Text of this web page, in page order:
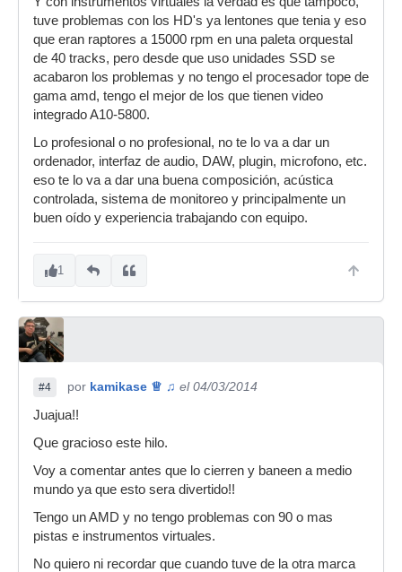
tuve problemas con los HD's ya lentones que tenia y eso
que eran raptores a 15000 rpm en una paleta orquestal
de 40 tracks, pero desde que uso unidades SSD se
acabaron los problemas y no tengo el procesador tope de
gama amd, tengo el mejor de los que tienen video
integrado A10-5800.
Lo profesional o no profesional, no te lo va a dar un
ordenador, interfaz de audio, DAW, plugin, microfono, etc.
eso te lo va a dar una buena composición, acústica
controlada, sistema de monitoreo y principalmente un
buen oído y experiencia trabajando con equipo.
1
#4 por kamikase ♕ ♫ el 04/03/2014
Juajua!!
Que gracioso este hilo.
Voy a comentar antes que lo cierren y baneen a medio
mundo ya que esto sera divertido!!
Tengo un AMD y no tengo problemas con 90 o mas
pistas e instrumentos virtuales.
No quiero ni recordar que cuando tuve de la otra marca